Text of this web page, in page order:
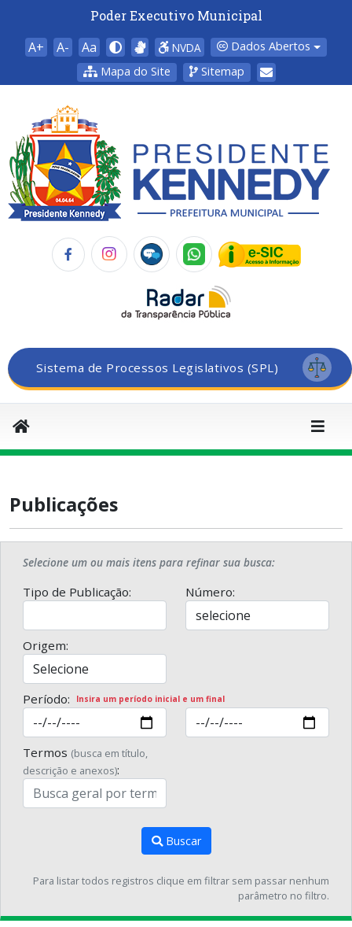
Poder Executivo Municipal
A+ A- Aa NVDA
Dados Abertos
Mapa do Site
Sitemap
Sistema de Processos Legislativos (SPL)
Publicações
Selecione um ou mais itens para refinar sua busca:
Tipo de Publicação: Número:
Origem:
Período: Insira um período inicial e um final
Termos (busca em título,
descrição e anexos):
Buscar
Para listar todos registros clique em filtrar sem passar nenhum
parâmetro no filtro.